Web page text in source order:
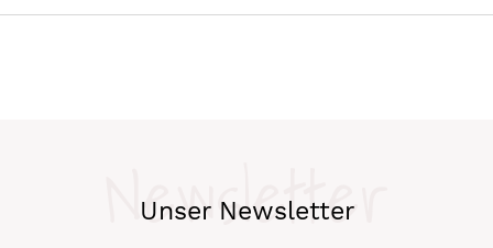
Unser Newsletter
Newsletter